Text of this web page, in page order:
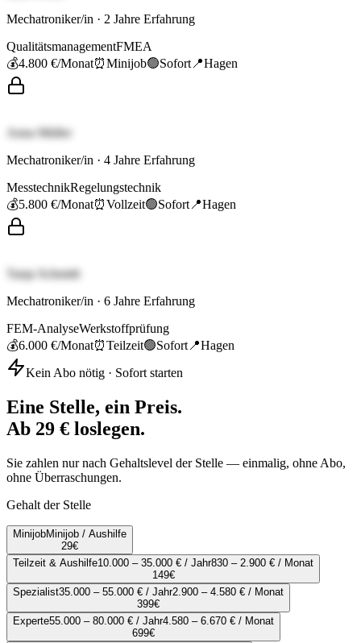
Mechatroniker/in · 2 Jahre Erfahrung
QualitätsmanagementFMEA
💰4.800 €/Monat⏰Minijob🟢Sofort 📍Hagen
Anna Müller
Mechatroniker/in · 4 Jahre Erfahrung
MesstechnikRegelungstechnik
💰5.800 €/Monat⏰Vollzeit🟢Sofort 📍Hagen
Tanja Schmidt
Mechatroniker/in · 6 Jahre Erfahrung
FEM-AnalyseWerkstoffprüfung
💰6.000 €/Monat⏰Teilzeit🟢Sofort 📍Hagen
Kein Abo nötig · Sofort starten
Eine Stelle, ein Preis.
Ab 29 € loslegen.
Sie zahlen nur nach Gehaltslevel der Stelle — einmalig, ohne Abo,
ohne Überraschungen.
Gehalt der Stelle
MinijobMinijob / Aushilfe
29€
Teilzeit & Aushilfe10.000 – 35.000 € / Jahr830 – 2.900 € / Monat
149€
Spezialist35.000 – 55.000 € / Jahr2.900 – 4.580 € / Monat
399€
Experte55.000 – 80.000 € / Jahr4.580 – 6.670 € / Monat
699€